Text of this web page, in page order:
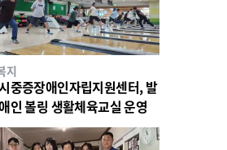
지
중증장애인자립지원센터, 발
인 볼링 생활체육교실 운영